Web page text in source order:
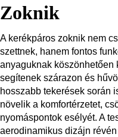
Zoknik
A kerékpáros zoknik nem
szettnek, hanem fontos
anyaguknak
segítenek szárazon és
hosszabb tekerések során
növelik a komfortérzetet,
nyomáspontok esélyét. A
aerodinamikus dizájn